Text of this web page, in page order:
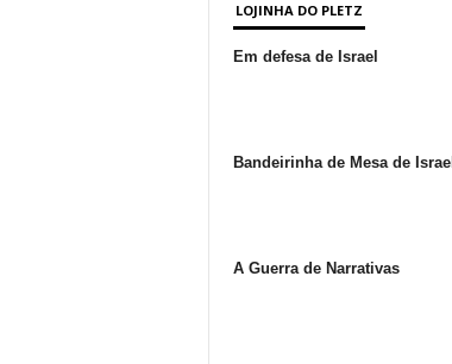
LOJINHA DO PLETZ
Em defesa de Israel
Bandeirinha de Mesa de Israel
A Guerra de Narrativas